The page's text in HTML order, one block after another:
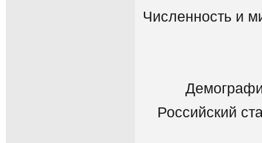
Численность и
Российский